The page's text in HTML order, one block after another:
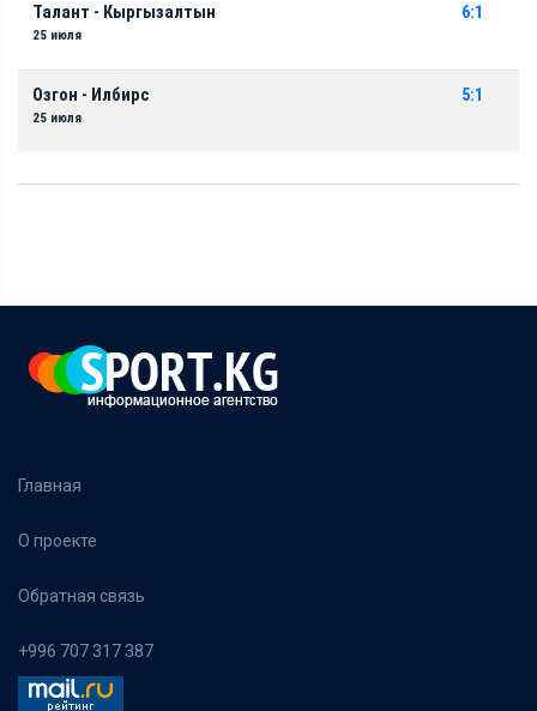
Талант - Кыргызалтын
25 июля
6:1
Озгон - Илбирс
25 июля
5:1
Главная
О проекте
Обратная связь
+996 707 317 387